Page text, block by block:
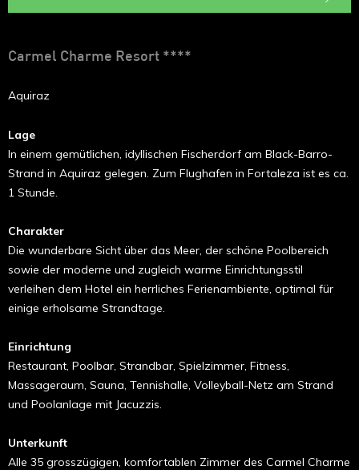
Carmel Charme Resort ****
Aquiraz
Lage
In einem gemütlichen, idyllischen Fischerdorf am Black-Barro-
Strand in Aquiraz gelegen. Zum Flughafen in Fortaleza ist es ca.
1 Stunde.
Charakter
Die wunderbare Sicht über das Meer, der schöne Poolbereich
sowie der moderne und zugleich warme Einrichtungsstil
verleihen dem Hotel ein herrliches Ferienambiente, optimal für
einige erholsame Strandtage.
Einrichtung
Restaurant, Poolbar, Strandbar, Spielzimmer, Fitness,
Massageraum, Sauna, Tennishalle, Volleyball-Netz am Strand
und Poolanlage mit Jacuzzis.
Unterkunft
Alle 35 grosszügigen, komfortablen Zimmer des Carmel Charme